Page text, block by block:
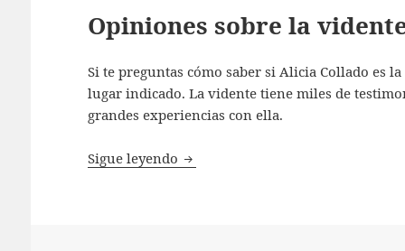
Opiniones sobre la
Si te preguntas cómo saber si Alicia Collado es
lugar indicado. La vidente tiene miles de
grandes experiencias con ella.
Sigue leyendo Opiniones sobre la vidente Alicia